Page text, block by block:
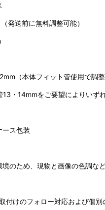
発送前に無料調整可能）
（本体フィット管使用で調整
・14mmをご要望によりいず
ース包装
のため、現物と画像の色調な
付けのフォロー対応および個